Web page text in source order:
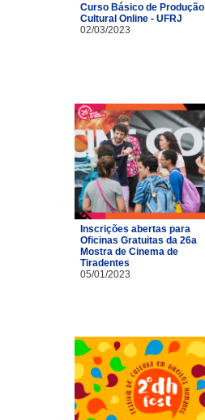
Curso Básico de Produção
Cultural Online - UFRJ
02/03/2023
Inscrições abertas para
Oficinas Gratuitas da 26a
Mostra de Cinema de
Tiradentes
05/01/2023